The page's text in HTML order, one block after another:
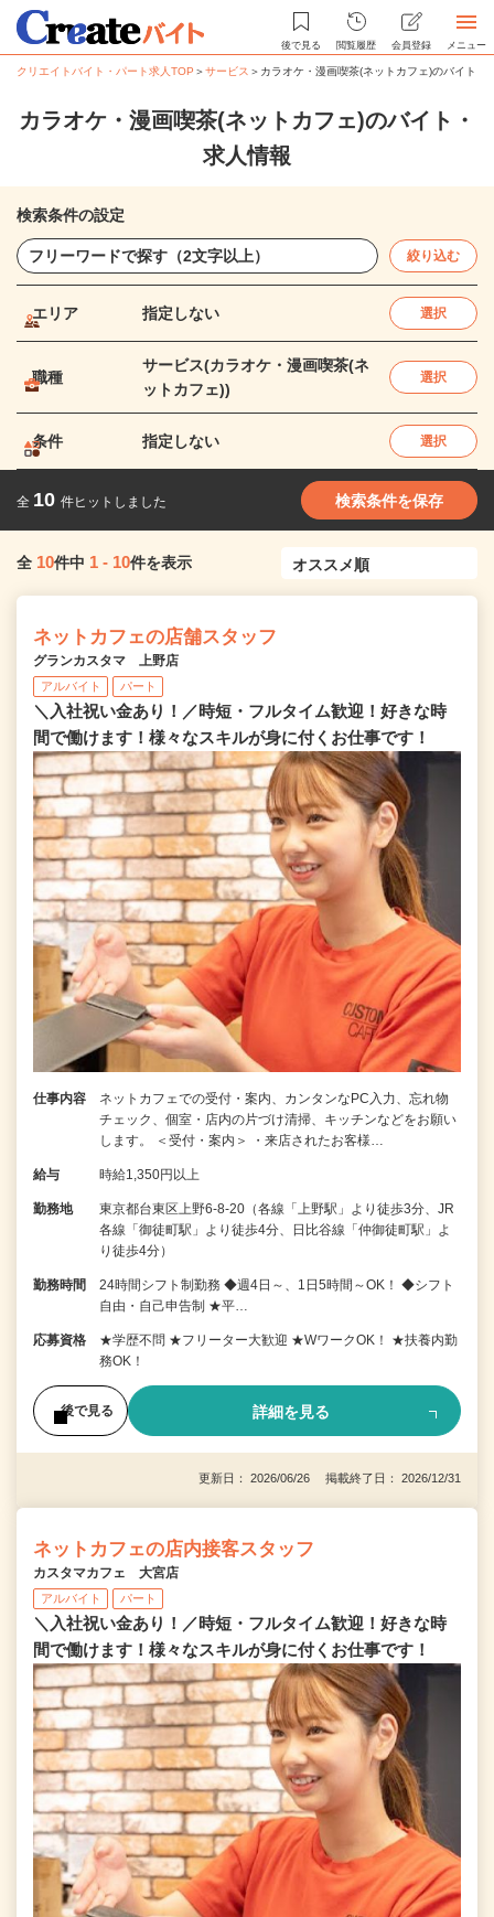
後で見る 閲覧履歴 会員登録 メニュー
クリエイトバイト・パート求人TOP ＞サービス ＞ カラオケ・漫画喫茶(ネットカフェ)のバイト・
カラオケ・漫画喫茶(ネットカフェ)のバイト・
求人情報
検索条件の設定
絞り込む
エリア 指定しない 選択
職種
サービス(カラオケ・漫画喫茶(ネ
ットカフェ))
選択
条件 指定しない 選択
全 10 件ヒットしました 検索条件を保存
全 10件中 1 - 10件を表示
ネットカフェの店舗スタッフ
グランカスタマ 上野店
アルバイト パート
＼入社祝い金あり！／時短・フルタイム歓迎！好きな時
間で働けます！様々なスキルが身に付くお仕事です！
仕事内容
ネットカフェでの受付・案内、カンタンなPC入力、忘れ物
チェック、個室・店内の片づけ清掃、キッチンなどをお願い
します。 ＜受付・案内＞ ・来店されたお客様…
給与 時給1,350円以上
勤務地
東京都台東区上野6-8-20（各線「上野駅」より徒歩3分、JR
各線「御徒町駅」より徒歩4分、日比谷線「仲御徒町駅」よ
り徒歩4分）
勤務時間
24時間シフト制勤務 ◆週4日～、1日5時間～OK！ ◆シフト
自由・自己申告制 ★平…
応募資格
★学歴不問 ★フリーター大歓迎 ★WワークOK！ ★扶養内勤
務OK！
後で見る 詳細を見る
更新日： 2026/06/26 掲載終了日： 2026/12/31
ネットカフェの店内接客スタッフ
カスタマカフェ 大宮店
アルバイト パート
＼入社祝い金あり！／時短・フルタイム歓迎！好きな時
間で働けます！様々なスキルが身に付くお仕事です！